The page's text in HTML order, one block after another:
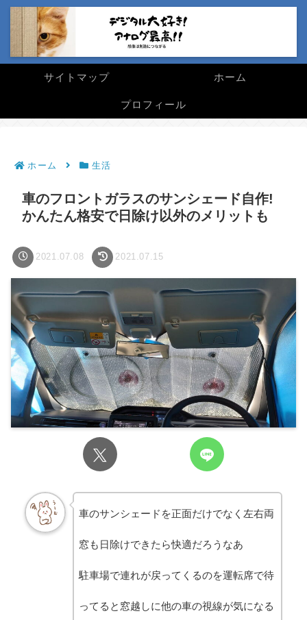
サイトマップ ホーム
プロフィール
ホーム 生活
車のフロントガラスのサンシェード自作!
かんたん格安で日除け以外のメリットも
2021.07.08 2021.07.15
車のサンシェードを正面だけでなく左右両
窓も日除けできたら快適だろうなあ
駐車場で連れが戻ってくるのを運転席で待
ってると窓越しに他の車の視線が気になる